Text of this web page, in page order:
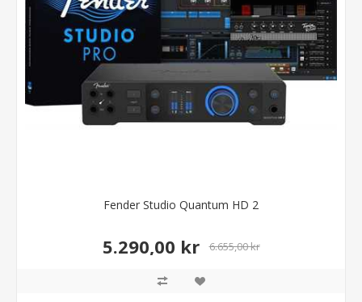
Fender Studio Quantum HD 2
5.290,00 kr 6.655,00 kr